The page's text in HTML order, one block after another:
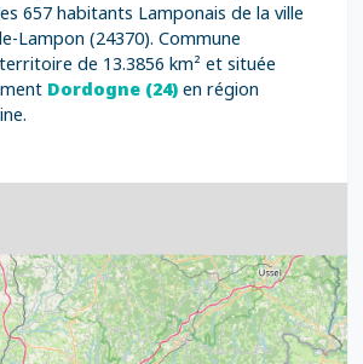
657 habitants Lamponais de la ville
Lampon (24370). Commune
de 13.3856 km² et située
Dordogne (24) en région
4